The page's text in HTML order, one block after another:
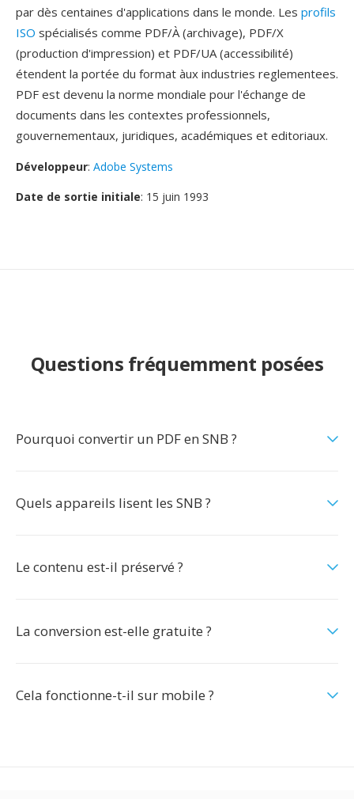
par dès centaines d'applications dans le monde. Les profils
ISO spécialisés comme PDF/À (archivage), PDF/X
(production d'impression) et PDF/UA (accessibilité)
étendent la portée du format àux industries reglementees.
PDF est devenu la norme mondiale pour l'échange de
documents dans les contextes professionnels,
gouvernementaux, juridiques, académiques et editoriaux.
Développeur: Adobe Systems
Date de sortie initiale: 15 juin 1993
Questions fréquemment posées
Pourquoi convertir un PDF en SNB ?
Quels appareils lisent les SNB ?
Le contenu est-il préservé ?
La conversion est-elle gratuite ?
Cela fonctionne-t-il sur mobile ?